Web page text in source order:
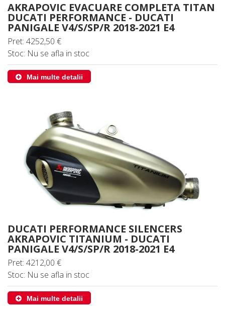
AKRAPOVIC EVACUARE COMPLETA TITAN
DUCATI PERFORMANCE - DUCATI
PANIGALE V4/S/SP/R 2018-2021 E4
Pret: 4252,50 €
Stoc: Nu se afla in stoc
Mai multe detalii
DUCATI PERFORMANCE SILENCERS
AKRAPOVIC TITANIUM - DUCATI
PANIGALE V4/S/SP/R 2018-2021 E4
Pret: 4212,00 €
Stoc: Nu se afla in stoc
Mai multe detalii